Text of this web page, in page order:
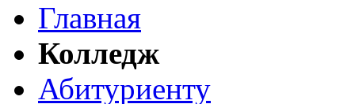
Главная
Колледж
Абитуриенту